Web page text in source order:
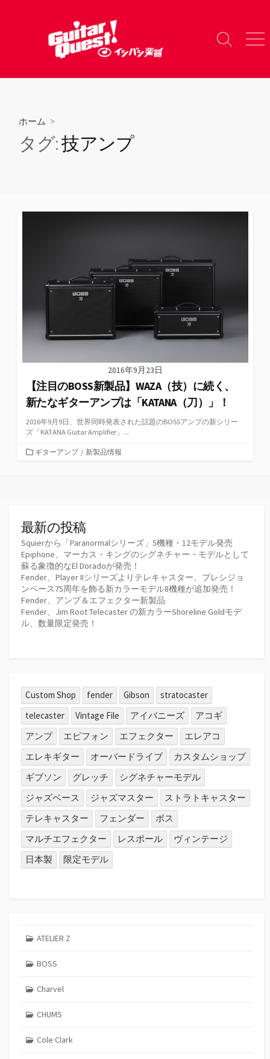
へ
検
り
メ
ー
ホーム >
タグ:技アンプ
2016年9月23日
【注目のBOSS新製品】WAZA（技）に続く、
新たなギターアンプは「KATANA（刀）」！
2016年9月9日、世界同時発表された話題のBOSSアンプの新シリー
ズ「KATANA Guitar Amplifier」...
カギターアンプ / 新製品情報
最新の投稿
Squierから「Paranormalシリーズ」5機種・12モデル発売
Epiphone、マーカス・キングのシグネチャー・モデルとして
蘇る象徴的なEl Doradoが発売！
Fender、Player IIシリーズよりテレキャスター、プレシジョ
ンベース75周年を飾る新カラーモデル8機種が追加発売！
Fender、アンプ＆エフェクター新製品
Fender、Jim Root Telecaster の新カラーShoreline Goldモデ
ル、数量限定発売！
Custom Shop fender Gibson
stratocaster
telecaster
Vintage File アイバニーズ
アコギ
アンプ
エピフォン エフェクター
エレアコ
エレキギター
オーバードライブ
カスタムショップ
ギブソン
グレッチ
シグネチャーモデル
ジャズベース
ジャズマスター
ストラトキャスター
テレキャスター
フェンダー
ボス
マルチエフェクター
レスポール
ヴィンテージ
日本製
限定モデル
ATELIER Z
BOSS
Charvel
CHUMS
Cole Clark